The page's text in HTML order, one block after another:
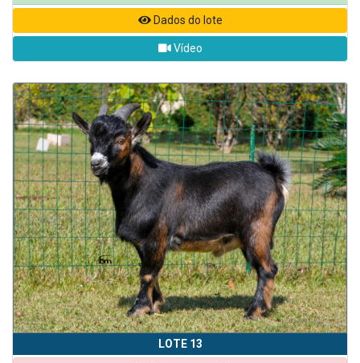
Dados do lote
Vídeo
LOTE 13